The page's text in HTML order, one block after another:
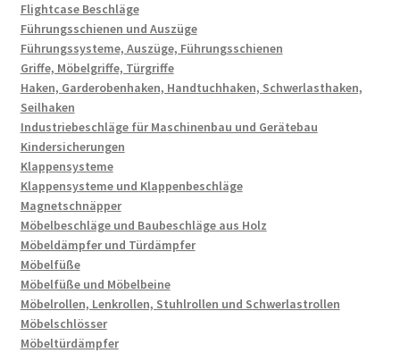
Flightcase Beschläge
Führungsschienen und Auszüge
Führungssysteme, Auszüge, Führungsschienen
Griffe, Möbelgriffe, Türgriffe
Haken, Garderobenhaken, Handtuchhaken, Schwerlasthaken,
Seilhaken
Industriebeschläge für Maschinenbau und Gerätebau
Kindersicherungen
Klappensysteme
Klappensysteme und Klappenbeschläge
Magnetschnäpper
Möbelbeschläge und Baubeschläge aus Holz
Möbeldämpfer und Türdämpfer
Möbelfüße
Möbelfüße und Möbelbeine
Möbelrollen, Lenkrollen, Stuhlrollen und Schwerlastrollen
Möbelschlösser
Möbeltürdämpfer